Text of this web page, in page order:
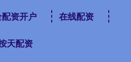
资开户 在线配资
天配资